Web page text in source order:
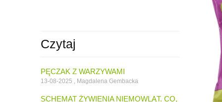
Czytaj
PĘCZAK Z WARZYWAMI
13-08-2025 , Magdalena Gembacka
SCHEMAT ŻYWIENIA NIEMOWLĄT. CO,